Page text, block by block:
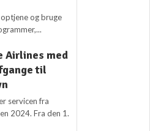
og bruge
Airlines med
til
servicen fra
2024. Fra den 1.